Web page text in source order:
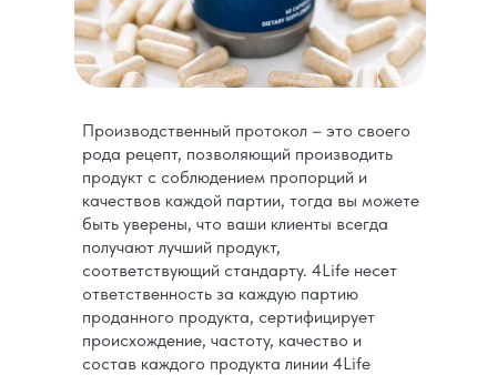
Производственный протокол – это своего
рода рецепт, позволяющий производить
продукт с соблюдением пропорций и
качествов каждой партии, тогда вы можете
быть уверены, что ваши клиенты всегда
получают лучший продукт,
соответствующий стандарту. 4Life несет
ответственность за каждую партию
проданного продукта, сертифицирует
происхождение, частоту, качество и
состав каждого продукта линии 4Life